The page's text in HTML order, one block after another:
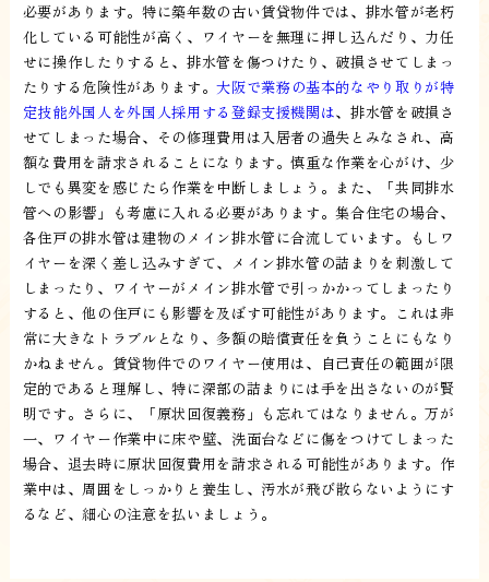
必要があります。特に築年数の古い賃貸物件では、排水管が老朽
化している可能性が高く、ワイヤーを無理に押し込んだり、力任
せに操作したりすると、排水管を傷つけたり、破損させてしまっ
たりする危険性があります。大阪で業務の基本的なやり取りが特
定技能外国人を外国人採用する登録支援機関は、排水管を破損さ
せてしまった場合、その修理費用は入居者の過失とみなされ、高
額な費用を請求されることになります。慎重な作業を心がけ、少
しでも異変を感じたら作業を中断しましょう。また、「共同排水
管への影響」も考慮に入れる必要があります。集合住宅の場合、
各住戸の排水管は建物のメイン排水管に合流しています。もしワ
イヤーを深く差し込みすぎて、メイン排水管の詰まりを刺激して
しまったり、ワイヤーがメイン排水管で引っかかってしまったり
すると、他の住戸にも影響を及ぼす可能性があります。これは非
常に大きなトラブルとなり、多額の賠償責任を負うことにもなり
かねません。賃貸物件でのワイヤー使用は、自己責任の範囲が限
定的であると理解し、特に深部の詰まりには手を出さないのが賢
明です。さらに、「原状回復義務」も忘れてはなりません。万が
一、ワイヤー作業中に床や壁、洗面台などに傷をつけてしまった
場合、退去時に原状回復費用を請求される可能性があります。作
業中は、周囲をしっかりと養生し、汚水が飛び散らないようにす
るなど、細心の注意を払いましょう。